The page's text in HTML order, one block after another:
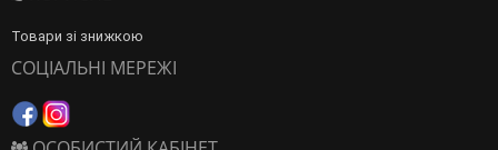
Товари зі знижкою
СОЦІАЛЬНІ МЕРЕЖІ